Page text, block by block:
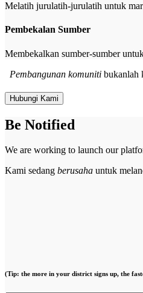
Melatih jurulatih-jurulatih untuk
Pembekalan Sumber
Membekalkan sumber-sumber
Pembangunan komunitibukanlah
Hubungi Kami
Be Notified
We are working to launch our
Kami sedang berusaha untuk
(Tip: the more in your district signs up, the